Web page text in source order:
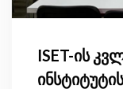
ISET-ის